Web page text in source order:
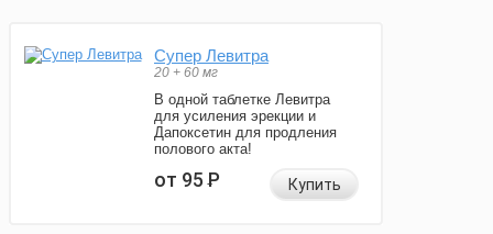
Супер Левитра
20 + 60 мг
В одной таблетке Левитра
для усиления эрекции и
Дапоксетин для продления
полового акта!
от 95Р Купить